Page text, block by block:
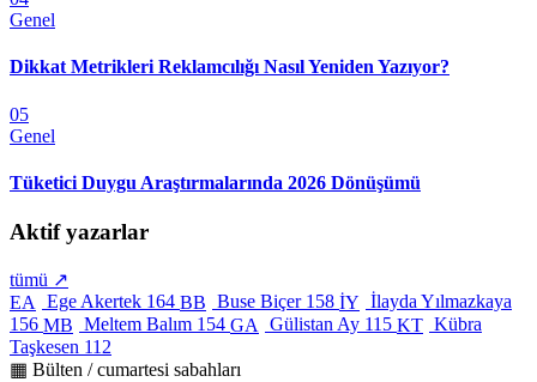
Genel
Dikkat Metrikleri Reklamcılığı Nasıl Yeniden Yazıyor?
05
Genel
Tüketici Duygu Araştırmalarında 2026 Dönüşümü
Aktif yazarlar
tümü ↗
EA
Ege Akertek 164 BB Buse Biçer 158 İY İlayda Yılmazkaya
156 MB Meltem Balım 154 GA Gülistan Ay 115 KT Kübra
Taşkesen 112
▦ Bülten / cumartesi sabahları